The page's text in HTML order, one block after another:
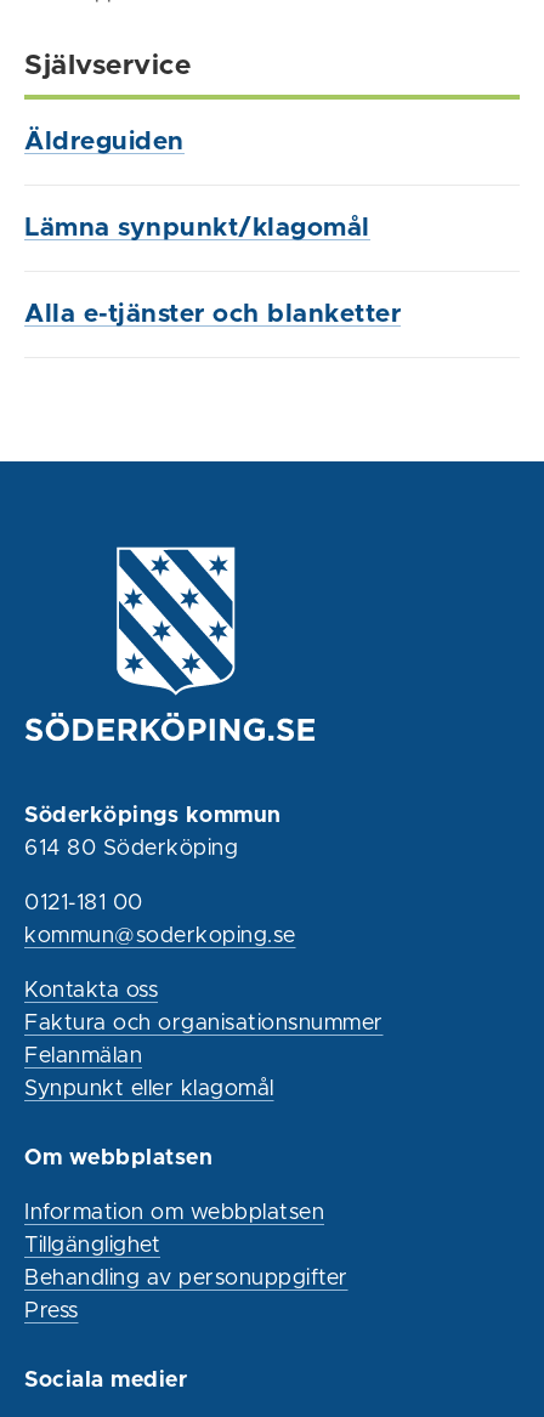
Självservice
Äldreguiden
Lämna synpunkt/klagomål
Alla e-tjänster och blanketter
Söderköpings kommun
614 80 Söderköping
0121-181 00
kommun@soderkoping.se
Kontakta oss
Faktura och organisationsnummer
Felanmälan
Synpunkt eller klagomål
Om webbplatsen
Information om webbplatsen
Tillgänglighet
Behandling av personuppgifter
Press
Sociala medier